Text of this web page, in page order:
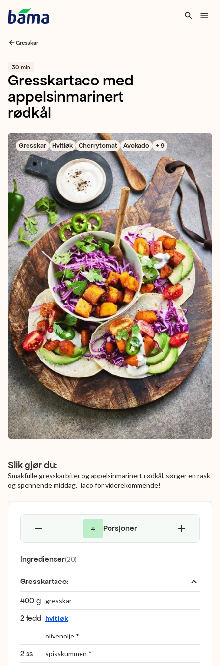
Gresskar
30 min
Gresskartaco med
appelsinmarinert
rødkål
Gresskar Hvitløk Cherrytomat Avokado + 9
Slik gjør du:
Smakfulle gresskarbiter og appelsinmarinert rødkål, sørger en rask
og spennende middag. Taco for viderekommende!
4 Porsjoner
Ingredienser(20)
Gresskartaco:
400 g gresskar
2 fedd hvitløk
olivenolje *
2 ss spisskummen *